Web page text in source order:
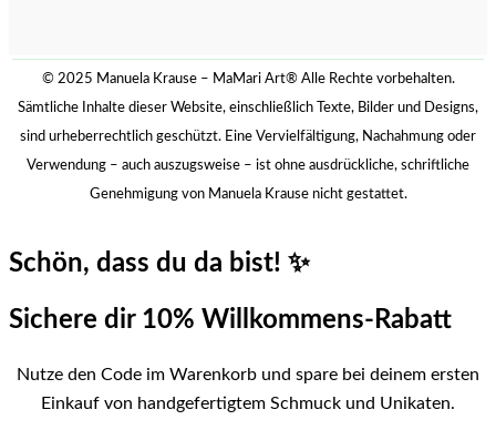
© 2025 Manuela Krause – MaMari Art® Alle Rechte vorbehalten.
Sämtliche Inhalte dieser Website, einschließlich Texte, Bilder und Designs,
sind urheberrechtlich geschützt. Eine Vervielfältigung, Nachahmung oder
Verwendung – auch auszugsweise – ist ohne ausdrückliche, schriftliche
Genehmigung von Manuela Krause nicht gestattet.
Schön, dass du da bist! ✨
Sichere dir 10% Willkommens-Rabatt
Nutze den Code im Warenkorb und spare bei deinem ersten
Einkauf von handgefertigtem Schmuck und Unikaten.